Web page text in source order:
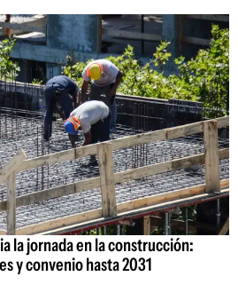
la jornada en la construcción:
y convenio hasta 2031